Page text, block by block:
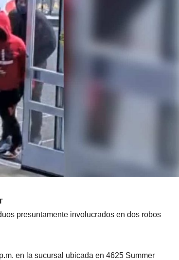
presuntamente involucrados en dos robos
en la sucursal ubicada en 4625 Summer